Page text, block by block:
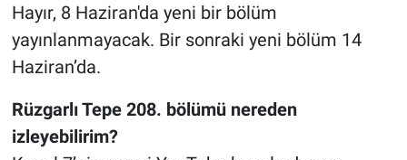
Hayır, 8 Haziran'da yeni bir bölüm
yayınlanmayacak. Bir sonraki yeni bölüm 14
Haziran’da.
Rüzgarlı Tepe 208. bölümü nereden
izleyebilirim?